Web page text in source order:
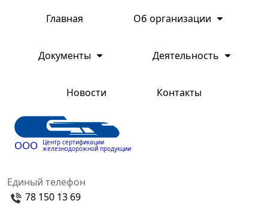
Главная Об организации
Документы Деятельность
Новости Контакты
ООО Центр сертификации
железнодорожной продукции
Единый телефон
78 150 13 69